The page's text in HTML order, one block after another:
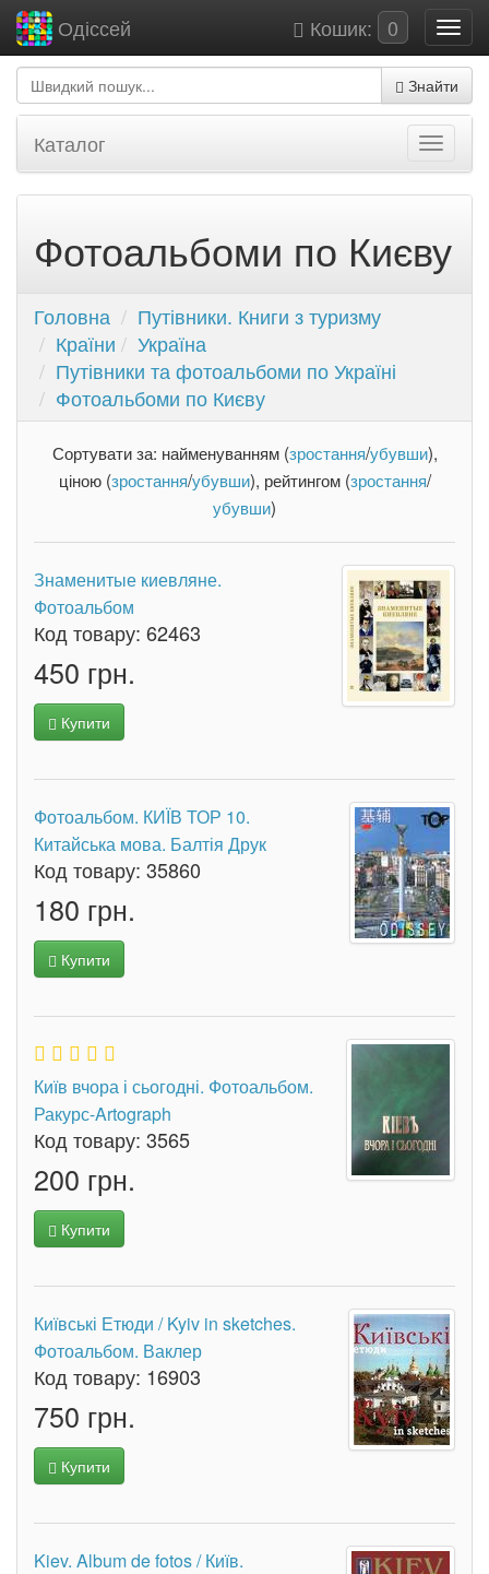
Кошик: 0
Одіссей
Знайти
Каталог
Фотоальбоми по Києву
Головна
Путівники. Книги з туризму
Країни
Україна
Путівники та фотоальбоми по Україні
Фотоальбоми по Києву
Сортувати за: найменуванням (зростання/убувши),
ціною (зростання/убувши), рейтингом (зростання/
убувши)
Знаменитые киевляне.
Фотоальбом
Код товару: 62463
450 грн.
Купити
Фотоальбом. КИЇВ ТОР 10.
Китайська мова. Балтія Друк
Код товару: 35860
180 грн.
Купити
Київ вчора і сьогодні. Фотоальбом.
Ракурс-Artograph
Код товару: 3565
200 грн.
Купити
Київські Етюди / Kyiv in sketches.
Фотоальбом. Ваклер
Код товару: 16903
750 грн.
Купити
Kiev. Album de fotos / Київ.